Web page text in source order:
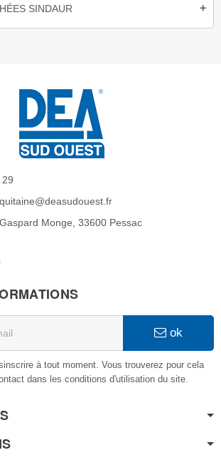
SINDAUR
add
Monge, 33600 Pessac
ok
à tout moment. Vous trouverez pour cela
dans les conditions d'utilisation du site.